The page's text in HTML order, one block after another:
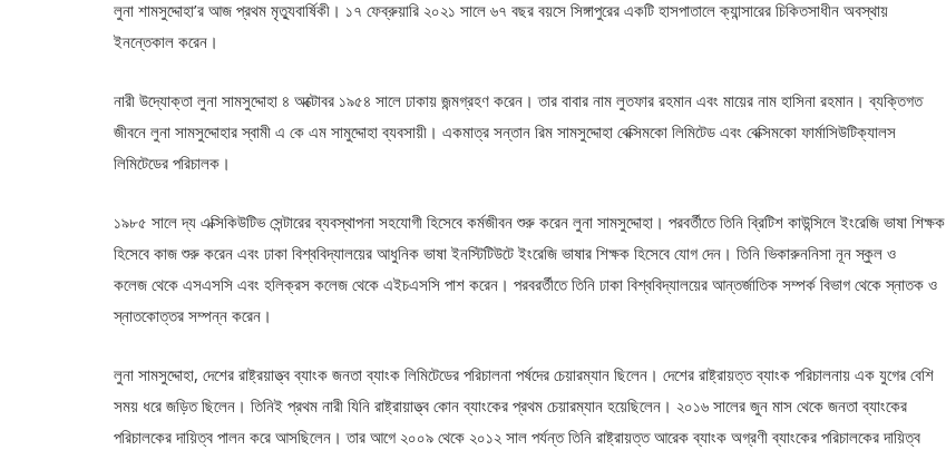
লুনা শামসুদ্দোহা’র আজ প্রথম মৃত্যুবার্ষিকী। ১৭ ফেব্রুয়ারি ২০২১ সালে ৬৭ বছর বয়সে সিঙ্গাপুরের একটি হাসপাতালে ক্যান্সারের চিকিতসাধীন অবস্থায়
ইনন্তেকাল করেন।
নারী উদ্যোক্তা লুনা সামসুদ্দোহা ৪ অক্টোবর ১৯৫৪ সালে ঢাকায় জন্মগ্রহণ করেন। তার বাবার নাম লুতফার রহমান এবং মায়ের নাম হাসিনা রহমান। ব্যক্তিগত
জীবনে লুনা সামসুদ্দোহার স্বামী এ কে এম সামুদ্দোহা ব্যবসায়ী। একমাত্র সন্তান রিম সামসুদ্দোহা বেক্সিমকো লিমিটেড এবং বেক্সিমকো ফার্মাসিউটিক্যালস
লিমিটেডের পরিচালক।
১৯৮৫ সালে দ্য এক্সিকিউটিভ সেন্টারের ব্যবস্থাপনা সহযোগী হিসেবে কর্মজীবন শুরু করেন লুনা সামসুদ্দোহা। পরবর্তীতে তিনি ব্রিটিশ কাউন্সিলে ইংরেজি ভাষা শিক্ষক
হিসেবে কাজ শুরু করেন এবং ঢাকা বিশ্ববিদ্যালয়ের আধুনিক ভাষা ইনস্টিটিউটে ইংরেজি ভাষার শিক্ষক হিসেবে যোগ দেন। তিনি ভিকারুননিসা নূন স্কুল ও
কলেজ থেকে এসএসসি এবং হলিক্রস কলেজ থেকে এইচএসসি পাশ করেন। পরবরর্তীতে তিনি ঢাকা বিশ্ববিদ্যালয়ের আন্তর্জাতিক সম্পর্ক বিভাগ থেকে স্নাতক ও
স্নাতকোত্তর সম্পন্ন করেন।
লুনা সামসুদ্দোহা, দেশের রাষ্ট্রয়াত্ত্ব ব্যাংক জনতা ব্যাংক লিমিটেডের পরিচালনা পর্ষদের চেয়ারম্যান ছিলেন। দেশের রাষ্ট্রায়ত্ত ব্যাংক পরিচালনায় এক যুগের বেশি
সময় ধরে জড়িত ছিলেন। তিনিই প্রথম নারী যিনি রাষ্ট্রায়াত্ত্ব কোন ব্যাংকের প্রথম চেয়ারম্যান হয়েছিলেন। ২০১৬ সালের জুন মাস থেকে জনতা ব্যাংকের
পরিচালকের দায়িত্ব পালন করে আসছিলেন। তার আগে ২০০৯ থেকে ২০১২ সাল পর্যন্ত তিনি রাষ্ট্রায়ত্ত আরেক ব্যাংক অগ্রণী ব্যাংকের পরিচালকের দায়িত্ব